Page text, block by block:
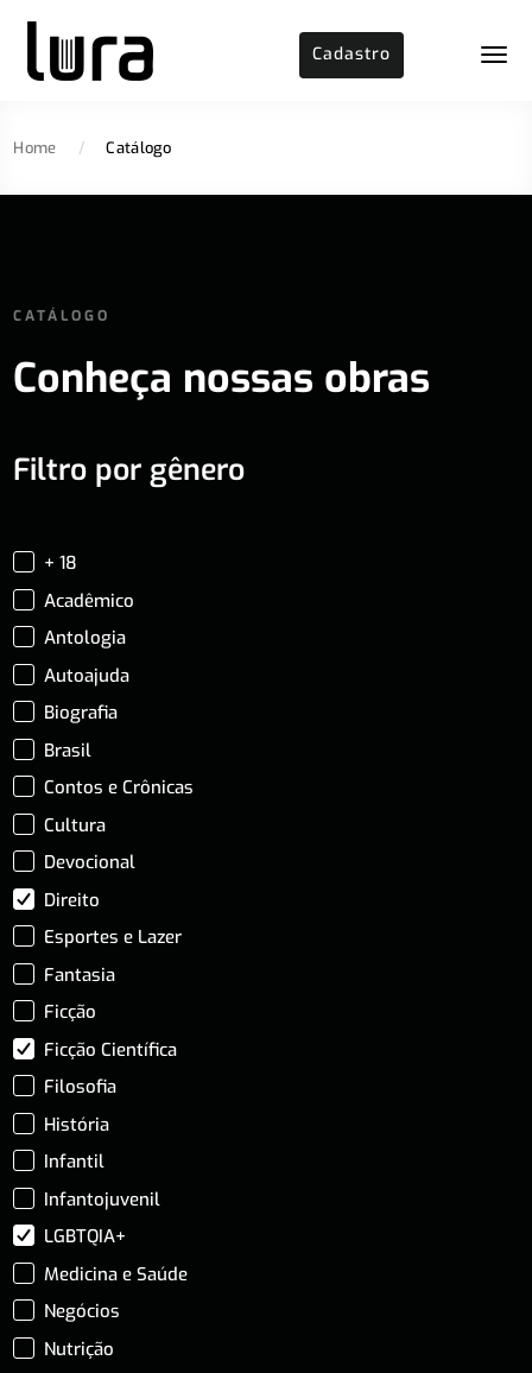
Cadastro
Home / Catálogo
CATÁLOGO
Conheça nossas obras
Filtro por gênero
+ 18
Acadêmico
Antologia
Autoajuda
Biografia
Brasil
Contos e Crônicas
Cultura
Devocional
Direito
Esportes e Lazer
Fantasia
Ficção
Ficção Científica
Filosofia
História
Infantil
Infantojuvenil
LGBTQIA+
Medicina e Saúde
Negócios
Nutrição